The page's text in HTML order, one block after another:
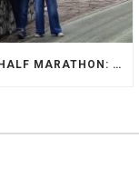
LAGO D’ISEO HALF MARATHON: ORIGINALI PRESENTI